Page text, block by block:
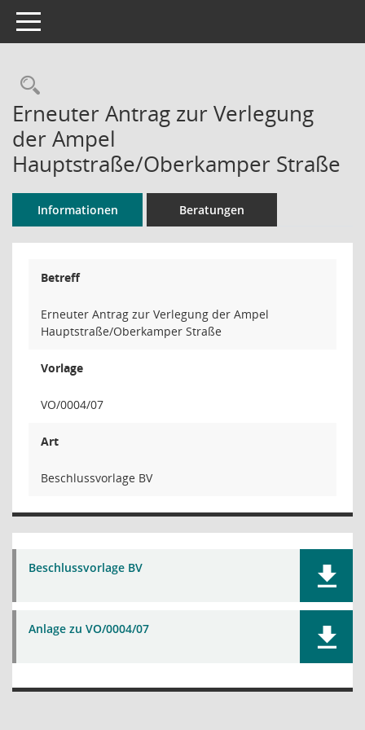
Toggle navigation
Rechercheauswahl
Erneuter Antrag zur Verlegung
der Ampel
Hauptstraße/Oberkamper Straße
Informationen Beratungen
Betreff
Erneuter Antrag zur Verlegung der Ampel
Hauptstraße/Oberkamper Straße
Vorlage
VO/0004/07
Art
Beschlussvorlage BV
Beschlussvorlage BV
Anlage zu VO/0004/07